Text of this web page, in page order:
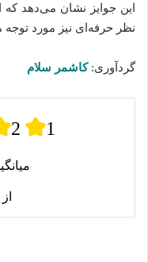
این جوایز نشان می‌دهد که
نظر حرفه‌ای نیز مورد
گردآوری:کاشمر سلام
2 1